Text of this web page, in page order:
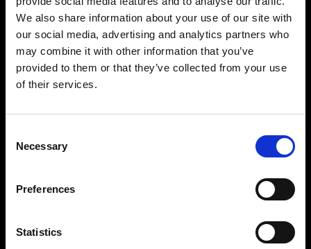
We also share information about your use of our site with
our social media, advertising and analytics partners who
may combine it with other information that you’ve
provided to them or that they’ve collected from your use
of their services.
Selection
Necessary
Preferences
Statistics